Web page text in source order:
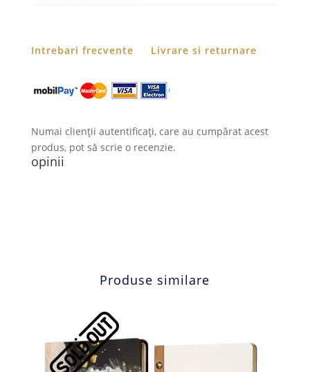
Intrebari frecvente Livrare si returnare
opinii
Numai clienții autentificați, care au cumpărat acest
produs, pot să scrie o recenzie.
Produse similare